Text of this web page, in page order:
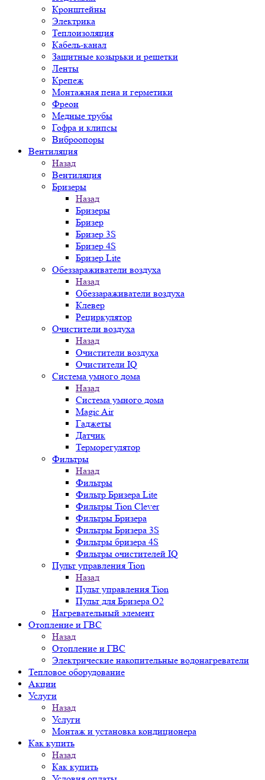
Кронштейны
Электрика
Теплоизоляция
Кабель-канал
Защитные козырьки и решетки
Ленты
Крепеж
Монтажная пена и герметики
Фреон
Медные трубы
Гофра и клипсы
Виброопоры
Вентиляция
Назад
Вентиляция
Бризеры
Назад
Бризеры
Бризер
Бризер 3S
Бризер 4S
Бризер Lite
Обеззараживатели воздуха
Назад
Обеззараживатели воздуха
Клевер
Рециркулятор
Очистители воздуха
Назад
Очистители воздуха
Очистители IQ
Система умного дома
Назад
Система умного дома
Magic Air
Гаджеты
Датчик
Терморегулятор
Фильтры
Назад
Фильтры
Фильтр Бризера Lite
Фильтры Tion Clever
Фильтры Бризера
Фильтры Бризера 3S
Фильтры бризера 4S
Фильтры очистителей IQ
Пульт управления Tion
Назад
Пульт управления Tion
Пульт для Бризера O2
Нагревательный элемент
Отопление и ГВС
Назад
Отопление и ГВС
Электрические накопительные водонагреватели
Тепловое оборудование
Акции
Услуги
Назад
Услуги
Монтаж и установка кондиционера
Как купить
Назад
Как купить